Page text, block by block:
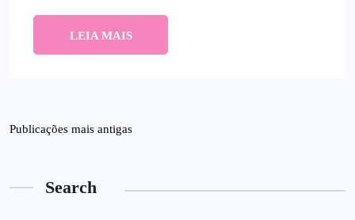
LEIA MAIS
Publicações mais antigas
Search